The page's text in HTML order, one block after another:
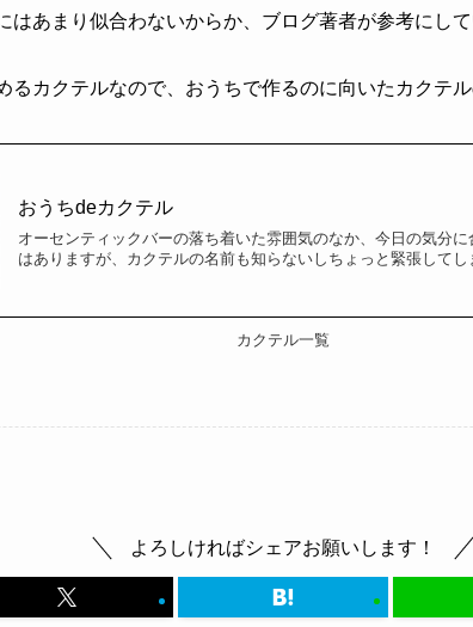
はあまり似合わないからか、ブログ著者が参考にし
るカクテルなので、おうちで作るのに向いたカクテル
おうちdeカクテル
オーセンティックバーの落ち着いた雰囲気のなか、今日の気分
はありますが、カクテルの名前も知らないしちょっと緊張してし
カクテル一覧
よろしければシェアお願いします！